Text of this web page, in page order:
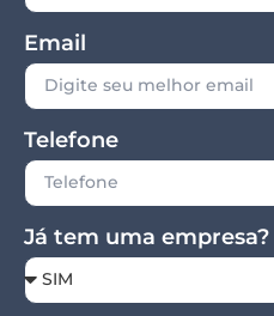
Email
Telefone
Já tem uma empresa?